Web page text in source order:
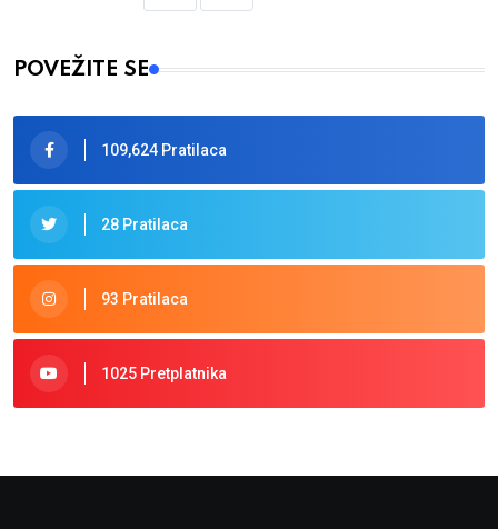
POVEŽITE SE
109,624 Pratilaca
28 Pratilaca
93 Pratilaca
1025 Pretplatnika